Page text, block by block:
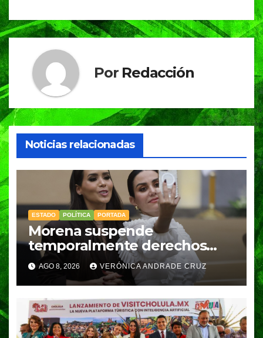
Por Redacción
Noticias relacionadas
ESTADO POLÍTICA PORTADA
Morena suspende
temporalmente derechos
partidarios de Nayeli Salvatori
y Graciela Palomares
AGO 8, 2026 VERÓNICA ANDRADE CRUZ